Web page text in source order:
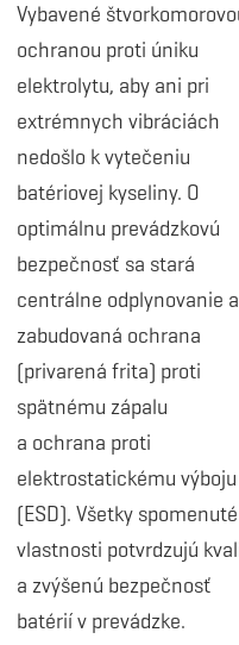
Vybavené
ochranou proti úniku
elektrolytu, aby ani pri
extrémnych vibráciách
nedošlo k vytečeniu
batériovej kyseliny. O
optimálnu prevádzkovú
bezpečnosť sa stará
centrálne odplynovanie a
zabudovaná ochrana
(privarená frita) proti
spätnému zápalu
a ochrana proti
elektrostatickému výboju
(ESD). Všetky spomenuté
vlastnosti potvrdzujú
a zvýšenú bezpečnosť
batérií v prevádzke.